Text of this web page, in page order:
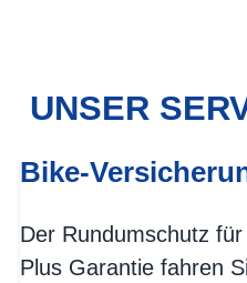
UNSER
Bike-
Der Rundumschutz
Plus Garantie fahren